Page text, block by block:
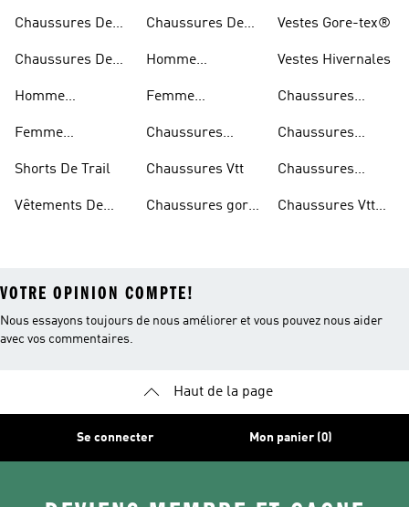
Chaussures De
Chaussures De
Imperméables
Homme
Trail
Femme
Trail
Shorts De Trail
Vêtements De
Chaussures De
Homme
Randonnée
Femme
Randonnée
Chaussures
Chaussures Vtt
Chaussures gore-
Vestes Gore-tex®
Vestes Hivernales
Chaussures
Chaussures
Chaussures
Randonnée
Chaussures Vtt
VOTRE OPINION COMPTE!
Nous essayons toujours de nous améliorer et vous pouvez nous aider
avec vos commentaires.
Haut de la page
Se connecter Mon panier (0)